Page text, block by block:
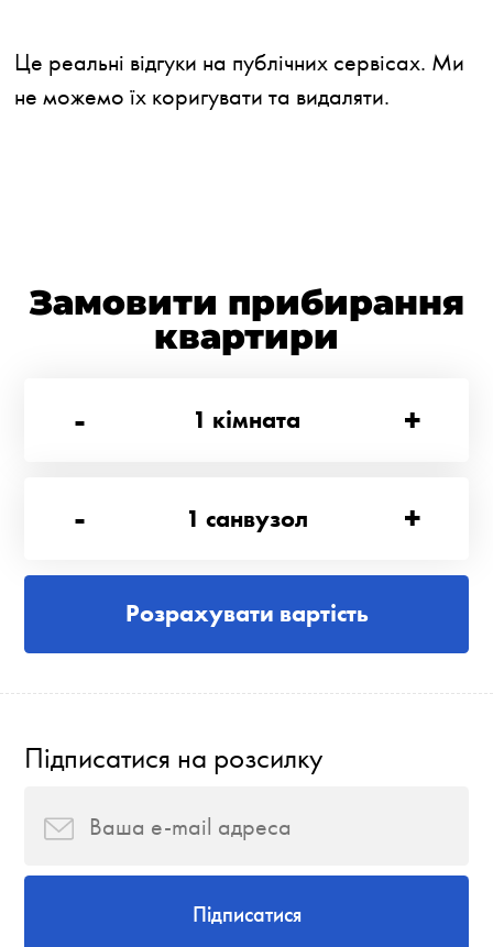
Це реальні відгуки на публічних сервісах. Ми
не можемо їх коригувати та видаляти.
Замовити прибирання
квартири
-
1 кімната +
- 1 санвузол +
Розрахувати вартість
Підписатися на розсилку
Підписатися